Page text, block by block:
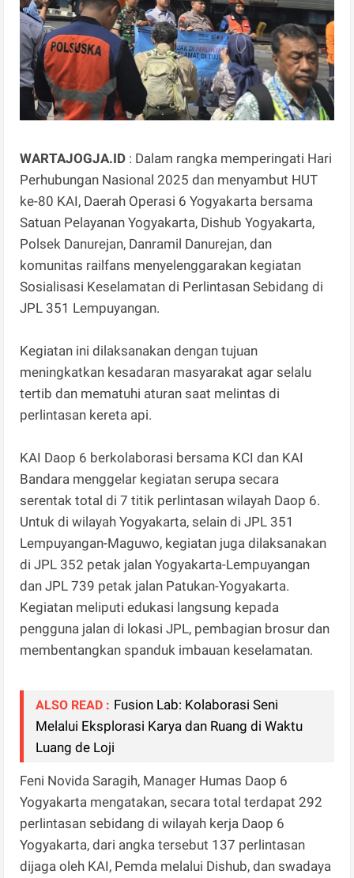
WARTAJOGJA.ID : Dalam rangka memperingati Hari
Perhubungan Nasional 2025 dan menyambut HUT
ke-80 KAI, Daerah Operasi 6 Yogyakarta bersama
Satuan Pelayanan Yogyakarta, Dishub Yogyakarta,
Polsek Danurejan, Danramil Danurejan, dan
komunitas railfans menyelenggarakan kegiatan
Sosialisasi Keselamatan di Perlintasan Sebidang di
JPL 351 Lempuyangan.
Kegiatan ini dilaksanakan dengan tujuan
meningkatkan kesadaran masyarakat agar selalu
tertib dan mematuhi aturan saat melintas di
perlintasan kereta api.
KAI Daop 6 berkolaborasi bersama KCI dan KAI
Bandara menggelar kegiatan serupa secara
serentak total di 7 titik perlintasan wilayah Daop 6.
Untuk di wilayah Yogyakarta, selain di JPL 351
Lempuyangan-Maguwo, kegiatan juga dilaksanakan
di JPL 352 petak jalan Yogyakarta-Lempuyangan
dan JPL 739 petak jalan Patukan-Yogyakarta.
Kegiatan meliputi edukasi langsung kepada
pengguna jalan di lokasi JPL, pembagian brosur dan
membentangkan spanduk imbauan keselamatan.
ALSO READ : Fusion Lab: Kolaborasi Seni
Melalui Eksplorasi Karya dan Ruang di Waktu
Luang de Loji
Feni Novida Saragih, Manager Humas Daop 6
Yogyakarta mengatakan, secara total terdapat 292
perlintasan sebidang di wilayah kerja Daop 6
Yogyakarta, dari angka tersebut 137 perlintasan
dijaga oleh KAI, Pemda melalui Dishub, dan swadaya